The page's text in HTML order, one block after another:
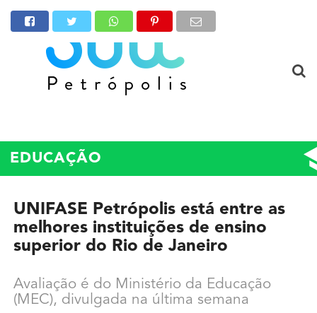
EDUCAÇÃO
UNIFASE Petrópolis está entre as
melhores instituições de ensino
superior do Rio de Janeiro
Avaliação é do Ministério da Educação
(MEC), divulgada na última semana